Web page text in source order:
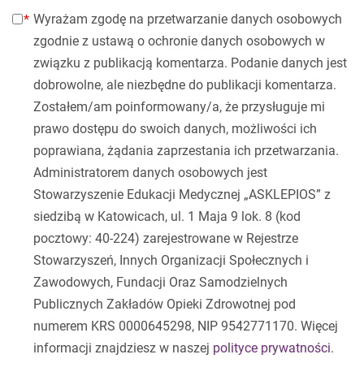
Wyrażam zgodę na przetwarzanie danych osobowych
zgodnie z ustawą o ochronie danych osobowych w
związku z publikacją komentarza. Podanie danych jest
dobrowolne, ale niezbędne do publikacji komentarza.
Zostałem/am poinformowany/a, że przysługuje mi
prawo dostępu do swoich danych, możliwości ich
poprawiana, żądania zaprzestania ich przetwarzania.
Administratorem danych osobowych jest
Stowarzyszenie Edukacji Medycznej „ASKLEPIOS” z
siedzibą w Katowicach, ul. 1 Maja 9 lok. 8 (kod
pocztowy: 40-224) zarejestrowane w Rejestrze
Stowarzyszeń, Innych Organizacji Społecznych i
Zawodowych, Fundacji Oraz Samodzielnych
Publicznych Zakładów Opieki Zdrowotnej pod
numerem KRS 0000645298, NIP 9542771170. Więcej
informacji znajdziesz w naszej polityce prywatności.